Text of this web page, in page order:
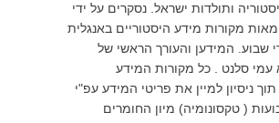
ותולדות ישראל. נסקרים על ידי
מקורות מידע היסטוריים באנגלית
שבוע. המידען והעורך הראשי של
עמי סלנט . כל מקורות המידע
ניסיון למיין את פריטי המידע עפ"י
( טקסונומיה) מיון החומרים